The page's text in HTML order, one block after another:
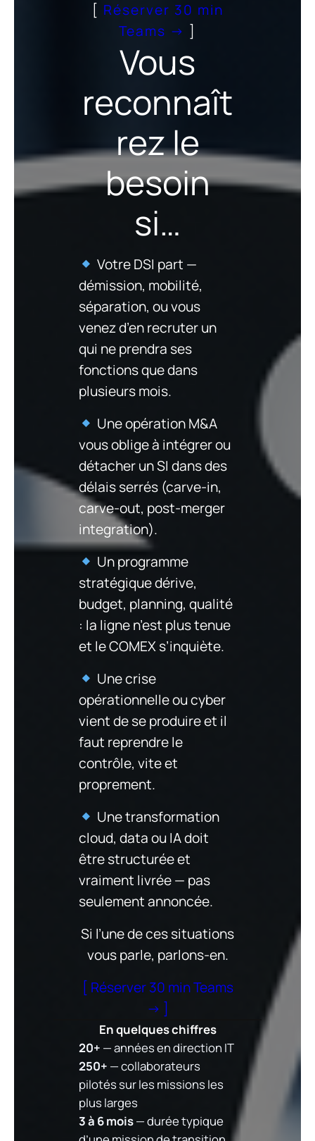
[ Réserver 30 min
Teams → ]
Vous
reconnaît
rez le
besoin
si…
Votre DSI part —
démission, mobilité,
séparation, ou vous
venez d’en recruter un
qui ne prendra ses
fonctions que dans
plusieurs mois.
Une opération M&A
vous oblige à intégrer ou
détacher un SI dans des
délais serrés (carve-in,
carve-out, post-merger
integration).
Un programme
stratégique dérive,
budget, planning, qualité
: la ligne n’est plus tenue
et le COMEX s’inquiète.
Une crise
opérationnelle ou cyber
vient de se produire et il
faut reprendre le
contrôle, vite et
proprement.
Une transformation
cloud, data ou IA doit
être structurée et
vraiment livrée — pas
seulement annoncée.
Si l’une de ces situations
vous parle, parlons-en.
[ Réserver 30 min Teams
→ ]
En quelques chiffres
20+ — années en direction IT
250+ — collaborateurs
pilotés sur les missions les
plus larges
3 à 6 mois— durée typique